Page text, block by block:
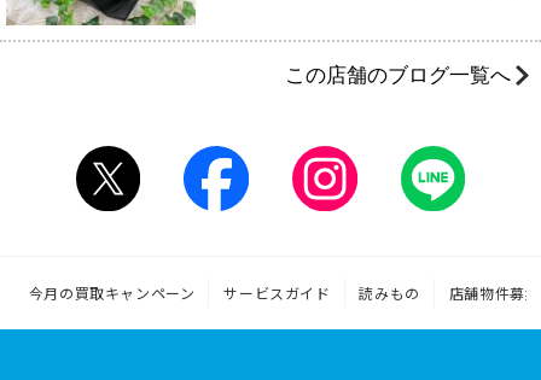
この店舗のブログ一覧へ
今月の買取キャンペーン サービスガイド 読みもの 店舗物件募集